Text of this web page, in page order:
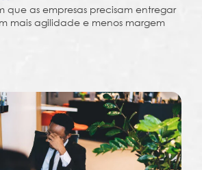
que as empresas precisam entregar
mais agilidade e menos margem